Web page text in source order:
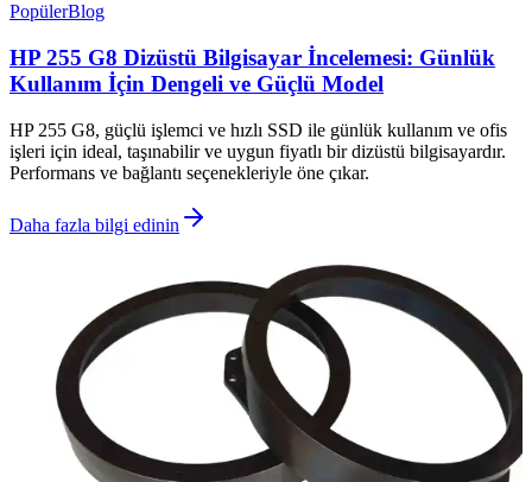
PopülerBlog
HP 255 G8 Dizüstü Bilgisayar İncelemesi: Günlük
Kullanım İçin Dengeli ve Güçlü Model
HP 255 G8, güçlü işlemci ve hızlı SSD ile günlük kullanım ve ofis
işleri için ideal, taşınabilir ve uygun fiyatlı bir dizüstü bilgisayardır.
Performans ve bağlantı seçenekleriyle öne çıkar.
Daha fazla bilgi edinin